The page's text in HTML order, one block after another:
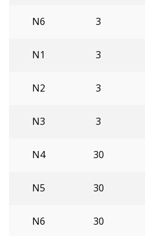
N6 3
N1 3
N2 3
N3 3
N4 30
N5 30
N6 30